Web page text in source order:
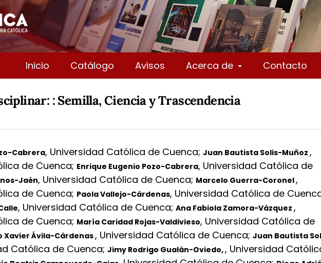
Inicio Catálogo Avisos Acerca de Contacto
: Semilla, Ciencia y Trascendencia
Cabrera, Universidad Católica de Cuenca; Juan Bautista Solis-Muñoz ,
de Cuenca; Enrique Eugenio Pozo-Cabrera, Universidad Católica de
Jaén, Universidad Católica de Cuenca; Marcelo Guerra-Coronel,
de Cuenca; Paola Vallejo-Cárdenas, Universidad Católica de
, Universidad Católica de Cuenca; Ana Fabiola Zamora-Vázquez ,
de Cuenca; María Caridad Rojas-Valdivieso, Universidad Católica de
Xavier Ávila-Cárdenas, Universidad Católica de Cuenca; Juan Bautista
Católica de Cuenca; Jimy Rodrigo Gualán-Oviedo,, Universidad